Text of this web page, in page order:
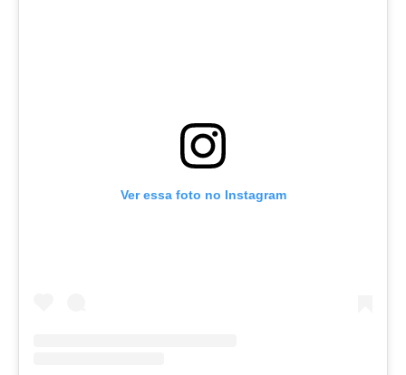
Ver essa foto no Instagram